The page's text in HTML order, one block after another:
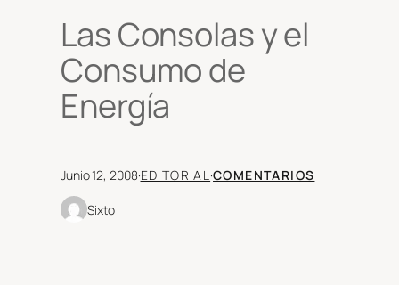
Las Consolas y el
Consumo de
Energía
Junio 12, 2008·EDITORIAL·COMENTARIOS
Sixto